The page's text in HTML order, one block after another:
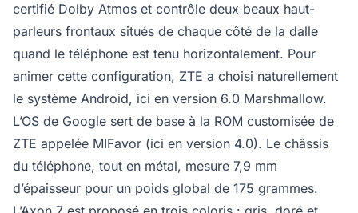
certifié Dolby Atmos et contrôle deux beaux haut-
parleurs frontaux situés de chaque côté de la dalle
quand le téléphone est tenu horizontalement. Pour
animer cette configuration, ZTE a choisi naturellement
le système Android, ici en version 6.0 Marshmallow.
L’OS de Google sert de base à la ROM customisée de
ZTE appelée MIFavor (ici en version 4.0). Le châssis
du téléphone, tout en métal, mesure 7,9 mm
d’épaisseur pour un poids global de 175 grammes.